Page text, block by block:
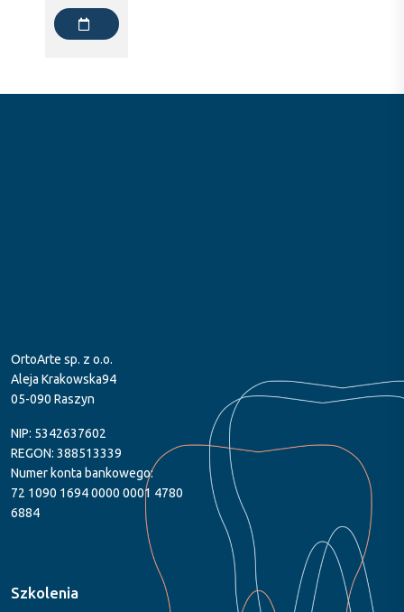
OrtoArte sp. z o.o.
Aleja Krakowska94
05-090 Raszyn
NIP: 5342637602
REGON: 388513339
Numer konta bankowego:
72 1090 1694 0000 0001 4780
6884
Szkolenia